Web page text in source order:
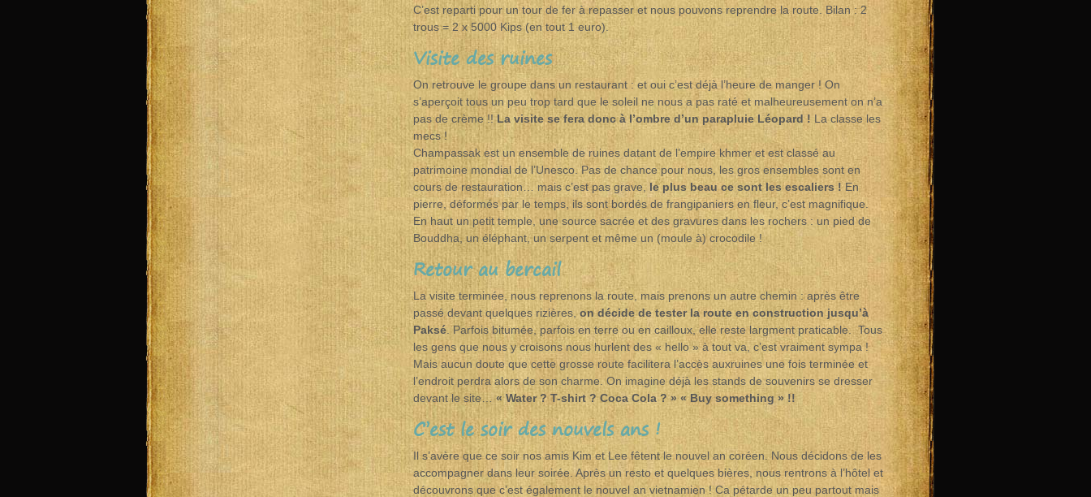
C’est reparti pour un tour de fer à repasser et nous pouvons reprendre la route. Bilan : 2
trous = 2 x 5000 Kips (en tout 1 euro).
Visite des ruines
On retrouve le groupe dans un restaurant : et oui c’est déjà l’heure de manger ! On
s’aperçoit tous un peu trop tard que le soleil ne nous a pas raté et malheureusement on n’a
pas de crème !!La visite se fera donc à l’ombre d’un parapluie Léopard ! La classe les
mecs !
Champassak est un ensemble de ruines datant de l’empire khmer et est classé au
patrimoine mondial de l’Unesco. Pas de chance pour nous, les gros ensembles sont en
cours de restauration… mais c’est pas grave, le plus beau ce sont les escaliers ! En
pierre, déformés par le temps, ils sont bordés de frangipaniers en fleur, c’est magnifique.
En haut un petit temple, une source sacrée et des gravures dans les rochers : un pied de
Bouddha, un éléphant, un serpent et même un (moule à) crocodile !
Retour au bercail
La visite terminée, nous reprenons la route, mais prenons un autre chemin : après être
passé devant quelques rizières,on décide de tester la route en construction jusqu’à
Paksé . Parfois bitumée, parfois en terre ou en cailloux, elle reste largment praticable. Tous
les gens que nous y croisons nous hurlent des « hello » à tout va, c’est vraiment sympa !
Mais aucun doute que cette grosse route facilitera l’accès auxruines une fois terminée et
l’endroit perdra alors de son charme. On imagine déjà les stands de souvenirs se dresser
devant le site…« Water ? T-shirt ? Coca Cola ? » « Buy something » !!
C’est le soir des nouvels ans !
Il s’avère que ce soir nos amis Kim et Lee fêtent le nouvel an coréen. Nous décidons de les
accompagner dans leur soirée. Après un resto et quelques bières, nous rentrons à l’hôtel et
découvrons que c’est également le nouvel an vietnamien ! Ca pétarde un peu partout mais